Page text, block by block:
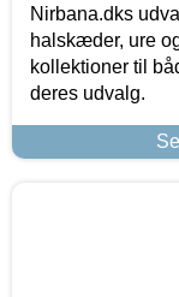
Nirbana.dks
halskæder, ure
kollektioner til
deres udvalg.